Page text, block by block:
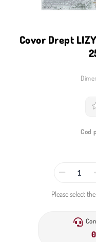
Covor Drept
Cod
Please select